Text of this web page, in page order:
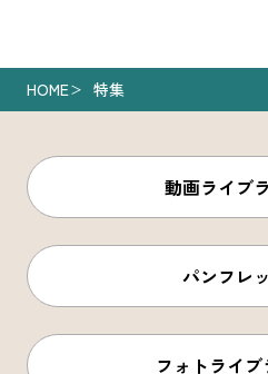
HOME 特集
動画ライブ
パンフレ
フォトライブ